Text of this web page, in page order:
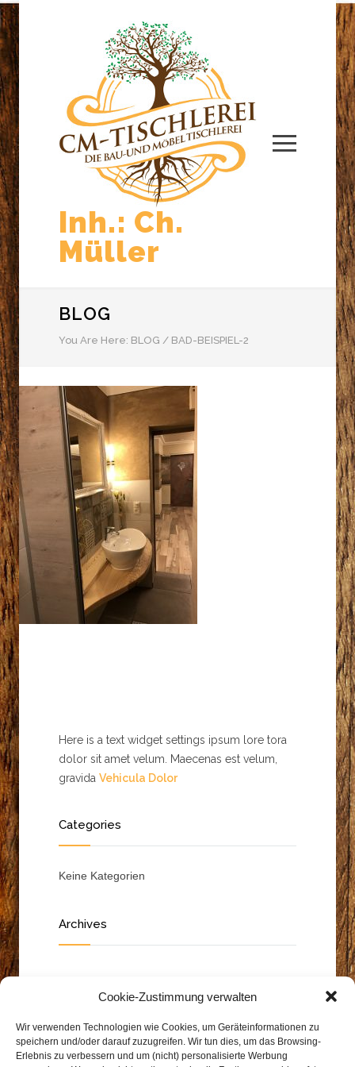
Cookie-Zustimmung verwalten
Wir verwenden Technologien wie Cookies, um Geräteinformationen zu
speichern und/oder darauf zuzugreifen. Wir tun dies, um das Browsing-
Erlebnis zu verbessern und um (nicht) personalisierte Werbung
Inh.: Ch.
Müller
BLOG
You Are Here: BLOG / BAD-BEISPIEL-2
Here is a text widget settings ipsum lore tora
dolor sit amet velum. Maecenas est velum,
gravida Vehicula Dolor
Categories
Keine Kategorien
Archives